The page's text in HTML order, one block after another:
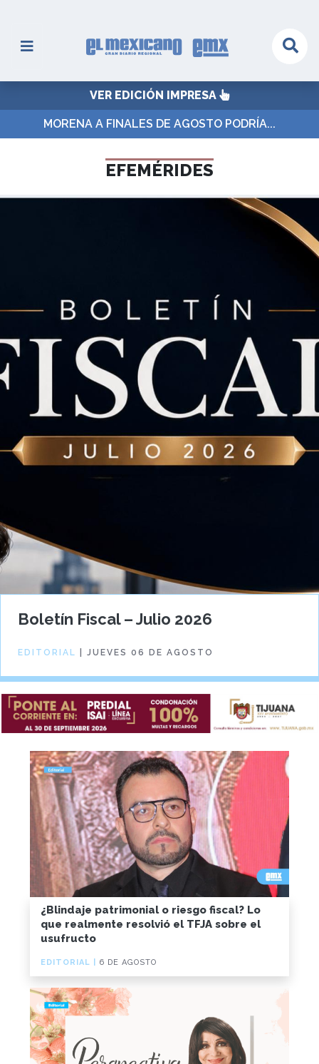
VER EDICIÓN IMPRESA
MORENA A FINALES DE AGOSTO PODRÍA...
EFEMÉRIDES
Boletín Fiscal – Julio 2026
EDITORIAL | JUEVES 06 DE AGOSTO
¿Blindaje patrimonial o riesgo fiscal? Lo
que realmente resolvió el TFJA sobre el
usufructo
EDITORIAL | 6 DE AGOSTO